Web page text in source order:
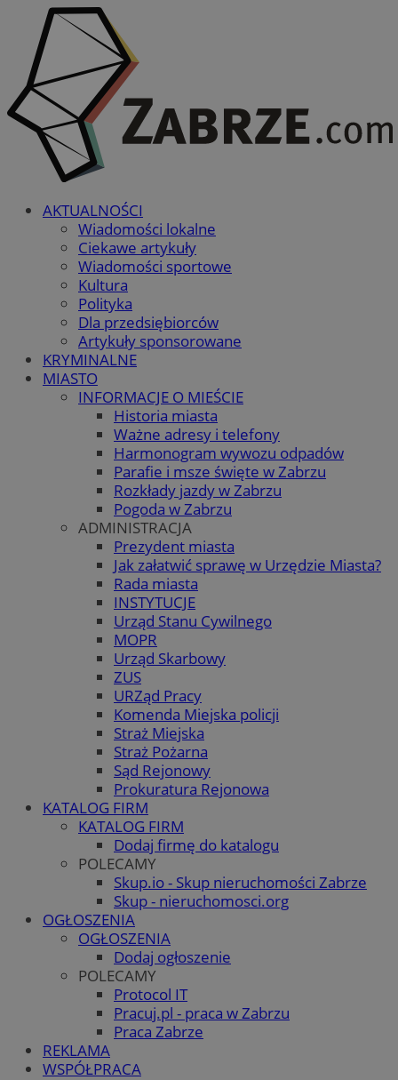
AKTUALNOŚCI
Wiadomości lokalne
Ciekawe artykuły
Wiadomości sportowe
Kultura
Polityka
Dla przedsiębiorców
Artykuły sponsorowane
KRYMINALNE
MIASTO
INFORMACJE O MIEŚCIE
Historia miasta
Ważne adresy i telefony
Harmonogram wywozu odpadów
Parafie i msze święte w Zabrzu
Rozkłady jazdy w Zabrzu
Pogoda w Zabrzu
ADMINISTRACJA
Prezydent miasta
Jak załatwić sprawę w Urzędzie Miasta?
Rada miasta
INSTYTUCJE
Urząd Stanu Cywilnego
MOPR
Urząd Skarbowy
ZUS
URZąd Pracy
Komenda Miejska policji
Straż Miejska
Straż Pożarna
Sąd Rejonowy
Prokuratura Rejonowa
KATALOG FIRM
KATALOG FIRM
Dodaj firmę do katalogu
POLECAMY
Skup.io - Skup nieruchomości Zabrze
Skup - nieruchomosci.org
OGŁOSZENIA
OGŁOSZENIA
Dodaj ogłoszenie
POLECAMY
Protocol IT
Pracuj.pl - praca w Zabrzu
Praca Zabrze
REKLAMA
WSPÓŁPRACA